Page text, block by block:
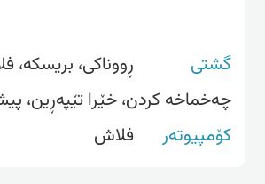
گشتی
ڕووناکی، بریسکە،
چەخماخە کردن، خێرا تێپەڕین،
کۆمپیوتەر
فلاش